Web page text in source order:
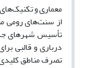
معماری و
از سنت‌های رومی
تأسیس شهرهای
درباری و قالبی
تصرف مناطق